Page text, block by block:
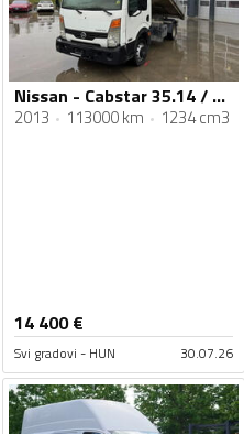
Nissan - Cabstar 35.14 / 4x2 / Kiper / Kamion kiper do 3,5 t / AL096
2013 113000 km 1234 cm3
14 400€
Svi gradovi - HUN 30.07.26